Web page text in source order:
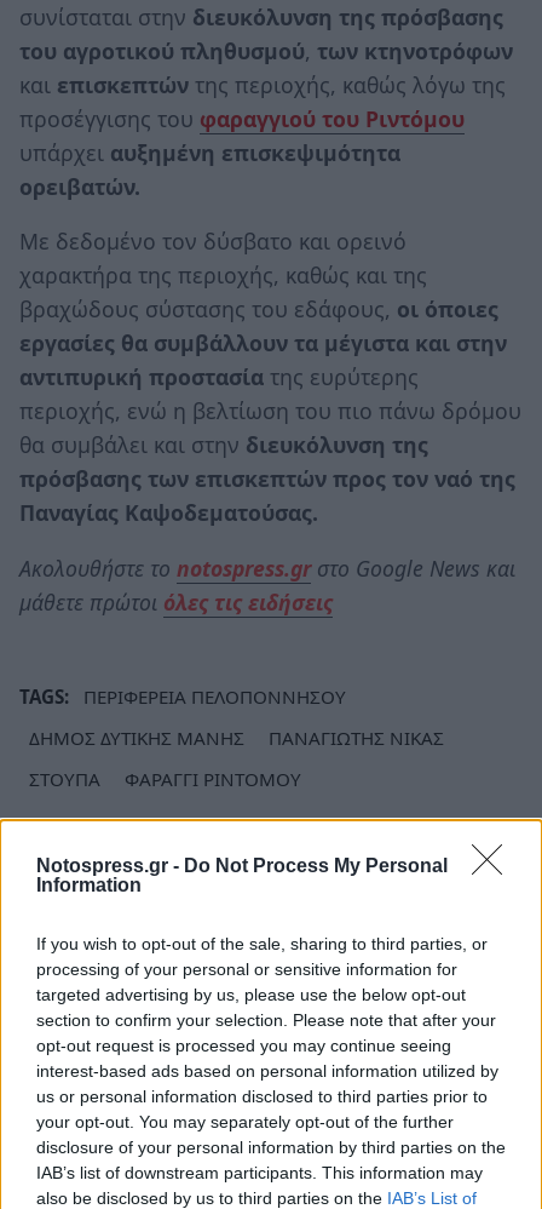
Notospress.gr - Do Not Process My Personal
Information
If you wish to opt-out of the sale, sharing to third parties, or
processing of your personal or sensitive information for
targeted advertising by us, please use the below opt-out
section to confirm your selection. Please note that after your
opt-out request is processed you may continue seeing
interest-based ads based on personal information utilized by
us or personal information disclosed to third parties prior to
your opt-out. You may separately opt-out of the further
disclosure of your personal information by third parties on the
IAB’s list of downstream participants. This information may
also be disclosed by us to third parties on the IAB’s List of
συνίσταται στην διευκόλυνση της πρόσβασης
του αγροτικού πληθυσμού, των κτηνοτρόφων
και επισκεπτών της περιοχής, καθώς λόγω της
προσέγγισης του φαραγγιού του Ριντόμου
υπάρχει αυξημένη επισκεψιμότητα
ορειβατών.
Με δεδομένο τον δύσβατο και ορεινό
χαρακτήρα της περιοχής, καθώς και της
βραχώδους σύστασης του εδάφους, οι όποιες
εργασίες θα συμβάλλουν τα μέγιστα και στην
αντιπυρική προστασία της ευρύτερης
περιοχής, ενώ η βελτίωση του πιο πάνω δρόμου
θα συμβάλει και στην διευκόλυνση της
πρόσβασης των επισκεπτών προς τον ναό της
Παναγίας Καψοδεματούσας.
Ακολουθήστε το notospress.grστο Google News και
μάθετε πρώτοι όλες τις ειδήσεις
TAGS:
ΠΕΡΙΦΕΡΕΙΑ ΠΕΛΟΠΟΝΝΗΣΟΥ
ΔΗΜΟΣ ΔΥΤΙΚΗΣ ΜΑΝΗΣ
ΠΑΝΑΓΙΩΤΗΣ ΝΙΚΑΣ
ΣΤΟΥΠΑ
ΦΑΡΑΓΓΙ ΡΙΝΤΟΜΟΥ